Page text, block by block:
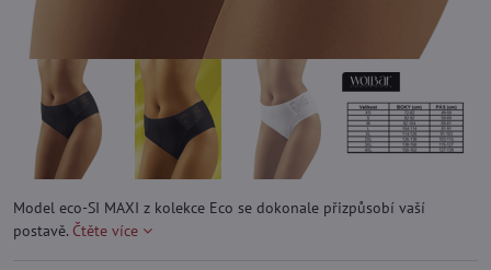
Model eco-SI MAXI z kolekce Eco se dokonale přizpůsobí vaší
postavě. Čtěte více